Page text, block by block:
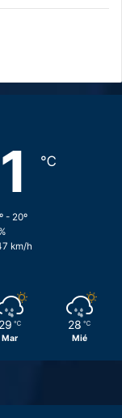
℃
- 20º
km/h
29 ℃
Mar
28 ℃
Mié